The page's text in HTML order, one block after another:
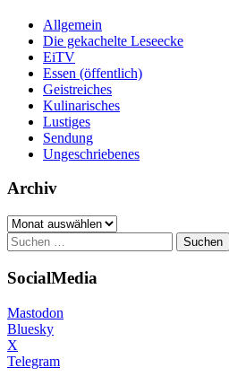
Allgemein
Die gekachelte Leseecke
EiTV
Essen (öffentlich)
Geistreiches
Kulinarisches
Lustiges
Sendung
Ungeschriebenes
Archiv
Archiv
Suchen
nach:
SocialMedia
Mastodon
Bluesky
X
Telegram